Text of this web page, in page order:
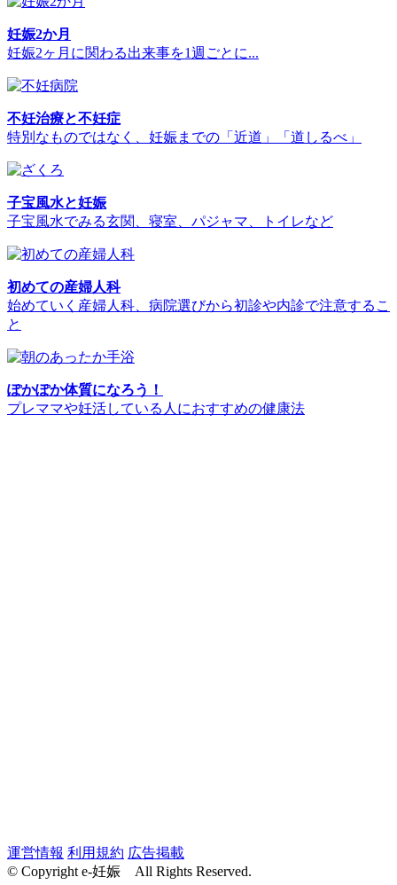
妊娠2か月
妊娠2ヶ月に関わる出来事を1週ごとに...
不妊治療と不妊症
特別なものではなく、妊娠までの「近道」「道しるべ」
子宝風水と妊娠
子宝風水でみる玄関、寝室、パジャマ、トイレなど
初めての産婦人科
始めていく産婦人科、病院選びから初診や内診で注意するこ
と
ぽかぽか体質になろう！
プレママや妊活している人におすすめの健康法
運営情報 利用規約 広告掲載
© Copyright e-妊娠 All Rights Reserved.